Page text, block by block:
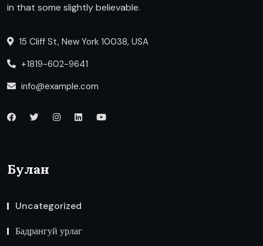
in that some slightly believable.
15 Cliff St, New York 10038, USA
+1819-602-9641
info@example.com
Булан
Uncategorized
Бадрангуй урлаг